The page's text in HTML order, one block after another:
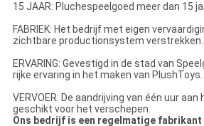
15 JAAR: Pluchespeelgoed meer dan 15
FABRIEK: Het bedrijf met eigen
zichtbare productionsystem verstrekken.
ERVARING: Gevestigd in de stad van
rijke ervaring in het maken van PlushToys.
VERVOER: De aandrijving van één uur
geschikt voor het verschepen.
Ons bedrijf is een regelmatige fabrikant